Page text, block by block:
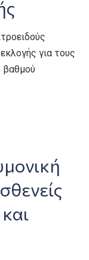
για τους
βαθμού